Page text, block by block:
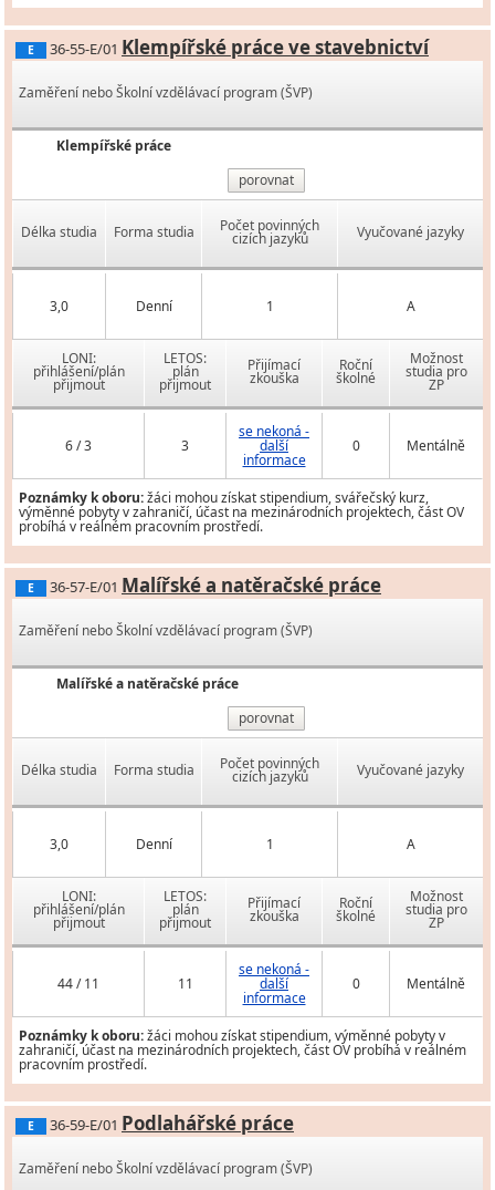
E 36-55-E/01 Klempířské práce ve stavebnictví
Zaměření nebo Školní vzdělávací program (ŠVP)
Klempířské práce
porovnat
Délka studia Forma studia Počet povinných
cizích jazyků Vyučované jazyky
3,0 Denní 1 A
LONI:
přihlášení/plán
přijmout
LETOS:
plán
přijmout
Přijímací
zkouška
Roční
školné
Možnost
studia pro
ZP
6 / 3 3
se nekoná -
další
informace
0 Mentálně
Poznámky k oboru:žáci mohou získat stipendium, svářečský kurz,
výměnné pobyty v zahraničí, účast na mezinárodních projektech, část OV
probíhá v reálném pracovním prostředí.
E 36-57-E/01 Malířské a natěračské práce
Zaměření nebo Školní vzdělávací program (ŠVP)
Malířské a natěračské práce
porovnat
Délka studia Forma studia Počet povinných
cizích jazyků Vyučované jazyky
3,0 Denní 1 A
LONI:
přihlášení/plán
přijmout
LETOS:
plán
přijmout
Přijímací
zkouška
Roční
školné
Možnost
studia pro
ZP
44 / 11 11
se nekoná -
další
informace
0 Mentálně
Poznámky k oboru:žáci mohou získat stipendium, výměnné pobyty v
zahraničí, účast na mezinárodních projektech, část OV probíhá v reálném
pracovním prostředí.
E 36-59-E/01 Podlahářské práce
Zaměření nebo Školní vzdělávací program (ŠVP)